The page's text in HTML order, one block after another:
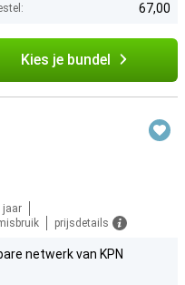
67,00
Kies je bundel
jaar
prijsdetails
netwerk van KPN